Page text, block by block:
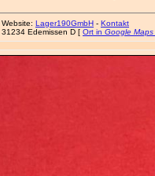
Website: Lager190GmbH - Kontakt
31234 Edemissen D [ Ort in Google Maps